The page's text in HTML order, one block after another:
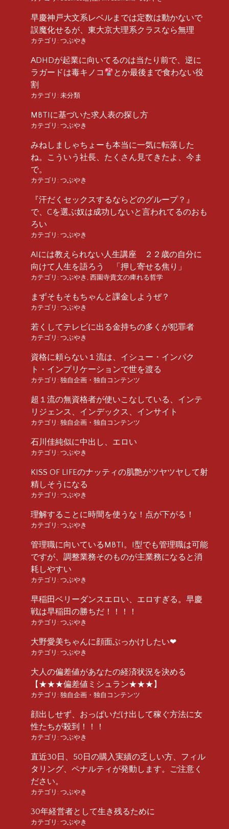
早慶神戸大文系レベルまでは定数は動かないで
誤魔化せるが、東大京大理系クラスなら無理
カテゴリ: つぶやき
ADHDが起業に向いてるのは当たり前で、逆に
ラガードは毒キノコ
とか最後まで食わない役
割
カテゴリ: 未分類
MBTIに基づいた求人表の探し方
カテゴリ: つぶやき
みねしましゃちょーも本当に一気に転落した
ね。こういう社長、たくさん見てきたよ、今ま
で。
カテゴリ: つぶやき
『汗だくセックスするならどのグループ？』
で、Cを選ぶ奴は成功しないと言われてるのおも
ろい
カテゴリ: つぶやき
AIには教えられない人生講座 ２２歳の自分に
向けて人生を語ろう 「押し寄せる焦り」
カテゴリ: つぶやき 西園寺貴文の痺れる哲学
まずそもそもちゃんと課金しようぜ？
カテゴリ: つぶやき
若くしてテレビに出る金持ちの多くが犯罪者
カテゴリ: つぶやき
資格に頼らない１流は、イシュー・インパク
ト・インプリケーションで世を渡る
カテゴリ: 独自企画・独自コンテンツ
超１流の無資格者が使いこなしている、インテ
リジェンス、インデックス、インサイト
カテゴリ: 独自企画・独自コンテンツ
石川佳純似に中出し、エロい
カテゴリ: つぶやき
KISS OF LIFEのナッティの肌艶がツヤツヤして射
精しそうになる
カテゴリ: つぶやき
理解することに時間を使うな！点が下がる！
カテゴリ: つぶやき
管理職に向いているMBTI。I型でも管理職は可能
ですが、調整業務そのものが主業務になると消
耗しやすい
カテゴリ: つぶやき
早稲田ベリーダンスエロい、エロすぎる。早慶
戦は早稲田の勝ちだ！！！！
カテゴリ: つぶやき
大野愛美ちゃんに顔面ぶっかけしたい❤︎
カテゴリ: つぶやき
大人の偏差値があなたの経済状況を決める
【★★★偏差値ミシュラン★★★】
カテゴリ: 独自企画・独自コンテンツ
顔出しせず、おっぱいだけ出して稼ぐ方法に女
性たちが殺到！！！
カテゴリ: つぶやき
直近30日、50日の購入実績の乏しい方、フィル
タリング、ペナルティが発動します。ご注意く
ださい。
カテゴリ: つぶやき
30年経営者として生き残るために
カテゴリ: つぶやき